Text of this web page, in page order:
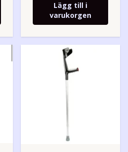
Lägg till i
varukorgen